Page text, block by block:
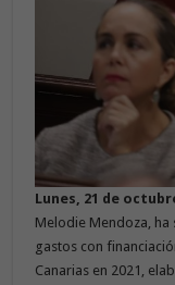
Lunes, 21 de
Melodie Mendoza, ha
gastos con
Canarias en 2021,